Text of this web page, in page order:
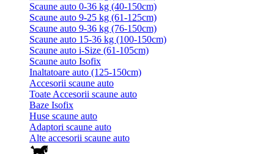
Scaune auto 0-36 kg (40-150cm)
Scaune auto 9-25 kg (61-125cm)
Scaune auto 9-36 kg (76-150cm)
Scaune auto 15-36 kg (100-150cm)
Scaune auto i-Size (61-105cm)
Scaune auto Isofix
Inaltatoare auto (125-150cm)
Accesorii scaune auto
Toate Accesorii scaune auto
Baze Isofix
Huse scaune auto
Adaptori scaune auto
Alte accesorii scaune auto